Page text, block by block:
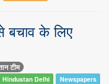
के लिए
टीम
Hindustan Delhi Newspapers